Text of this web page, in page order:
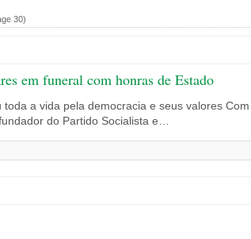
30)
em funeral com honras de Estado
a vida pela democracia e seus valores
do Partido Socialista e…